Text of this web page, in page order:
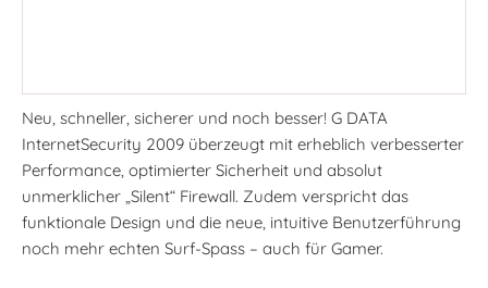
Neu, schneller, sicherer und noch besser! G DATA
InternetSecurity 2009 überzeugt mit erheblich verbesserter
Performance, optimierter Sicherheit und absolut
unmerklicher „Silent“ Firewall. Zudem verspricht das
funktionale Design und die neue, intuitive Benutzerführung
noch mehr echten Surf-Spass – auch für Gamer.